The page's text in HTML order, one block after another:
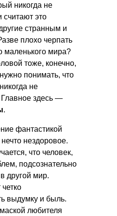
никогда не
считают это
странным и
плохо черпать
маленького мира?
тоже, конечно,
понимать, что
не
Главное здесь —
.
фантастикой
нездоровое.
что человек,
подсознательно
другой мир.
выдумку и быль.
любителя